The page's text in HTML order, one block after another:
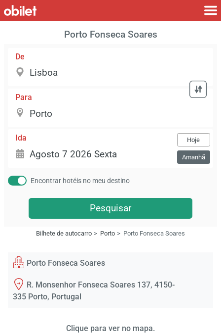
Porto Fonseca Soares
De
Para
Ida Hoje
Amanhã
Encontrar hotéis no meu destino
Pesquisar
Bilhete de autocarro Porto Porto Fonseca Soares
Porto Fonseca Soares
R. Monsenhor Fonseca Soares 137, 4150-
335 Porto, Portugal
Clique para ver no mapa.